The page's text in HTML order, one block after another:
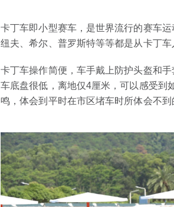
卡丁车即小型赛车，是世界流行的赛车
纽夫、希尔、普罗斯特等等都是从卡丁
卡丁车操作简便，车手戴上防护头盔和
车底盘很低，离地仅4厘米，可以感受到
鸣，体会到平时在市区堵车时所体会不到